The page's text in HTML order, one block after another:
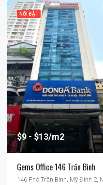
NỔI BẬT
$9 $13/m2
Gems Office 146 Trần Bình
146 Phố Trần Bình, Mỹ Đình 2,